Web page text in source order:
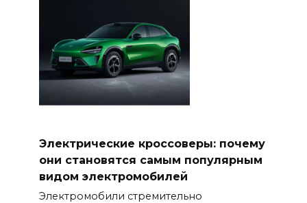
Электрические кроссоверы: почему
они становятся самым популярным
видом электромобилей
Электромобили стремительно